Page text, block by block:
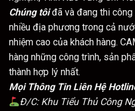
Chúng tôiđã và đang thi công
nhiều địa phương trong cả
nhiệm cao của khách hàng.
hàng những công trình, sản
thành hợp lý nhất.
Mọi Thông Tin Liên Hệ
Đ/C: Khu Tiểu Thủ Công